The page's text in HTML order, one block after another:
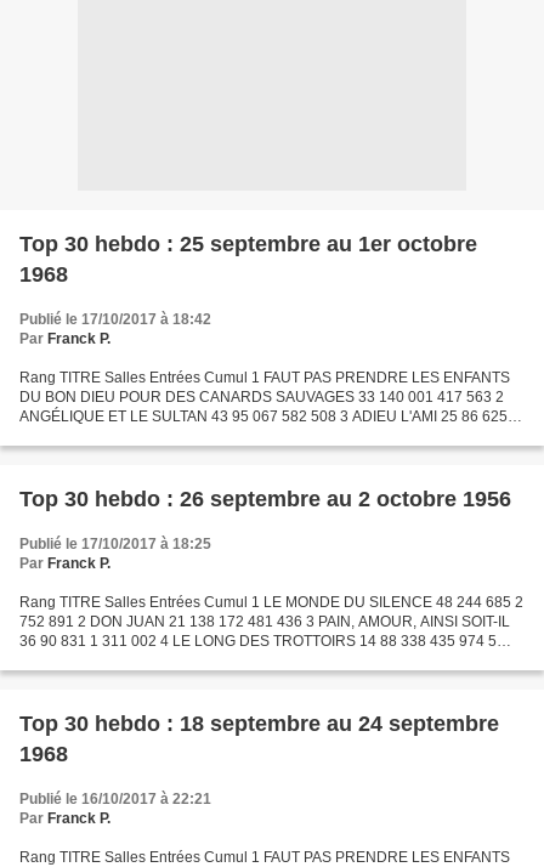
Top 30 hebdo : 25 septembre au 1er octobre
1968
Publié le 17/10/2017 à 18:42
Par Franck P.
Rang TITRE Salles Entrées Cumul 1 FAUT PAS PRENDRE LES ENFANTS
DU BON DIEU POUR DES CANARDS SAUVAGES 33 140 001 417 563 2
ANGÉLIQUE ET LE SULTAN 43 95 067 582 508 3 ADIEU L'AMI 25 86 625
ANZIO...
Top 30 hebdo : 26 septembre au 2 octobre 1956
Publié le 17/10/2017 à 18:25
Par Franck P.
Rang TITRE Salles Entrées Cumul 1 LE MONDE DU SILENCE 48 244 685 2
752 891 2 DON JUAN 21 138 172 481 436 3 PAIN, AMOUR, AINSI SOIT-IL
36 90 831 1 311 002 4 LE LONG DES TROTTOIRS 14 88 338 435 974 5
Top 30 hebdo : 18 septembre au 24 septembre
1968
Publié le 16/10/2017 à 22:21
Par Franck P.
Rang TITRE Salles Entrées Cumul 1 FAUT PAS PRENDRE LES ENFANTS